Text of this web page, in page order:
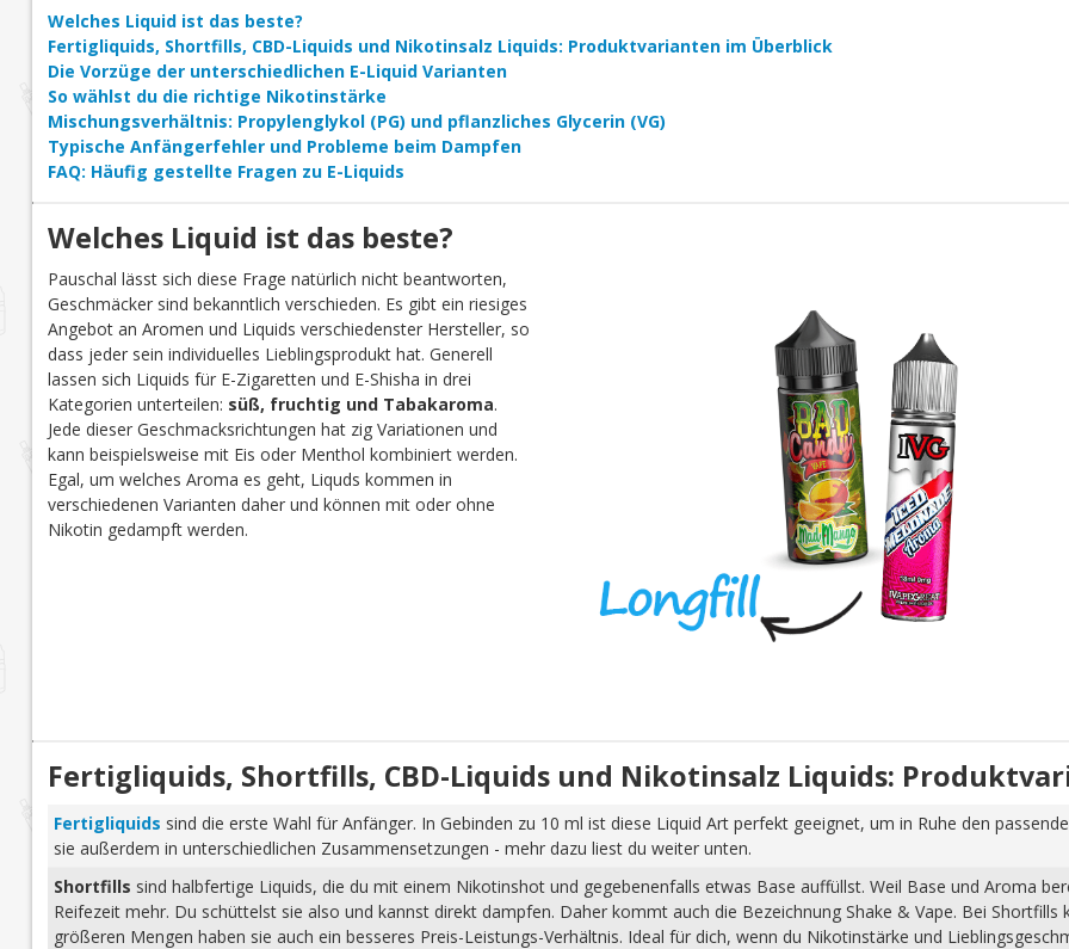
Welches Liquid ist das beste?
Fertigliquids, Shortfills, CBD-Liquids und Nikotinsalz Liquids: Produktvarianten im Überblick
Die Vorzüge der unterschiedlichen E-Liquid Varianten
So wählst du die richtige Nikotinstärke
Mischungsverhältnis: Propylenglykol (PG) und pflanzliches Glycerin (VG)
Typische Anfängerfehler und Probleme beim Dampfen
FAQ: Häufig gestellte Fragen zu E-Liquids
Welches Liquid ist das beste?
Pauschal lässt sich diese Frage natürlich nicht beantworten,
Geschmäcker sind bekanntlich verschieden. Es gibt ein riesiges
Angebot an Aromen und Liquids verschiedenster Hersteller, so
dass jeder sein individuelles Lieblingsprodukt hat. Generell
lassen sich Liquids für E-Zigaretten und E-Shisha in drei
Kategorien unterteilen: süß, fruchtig und Tabakaroma.
Jede dieser Geschmacksrichtungen hat zig Variationen und
kann beispielsweise mit Eis oder Menthol kombiniert werden.
Egal, um welches Aroma es geht, Liquds kommen in
verschiedenen Varianten daher und können mit oder ohne
Nikotin gedampft werden.
Fertigliquids, Shortfills, CBD-Liquids und Nikotinsalz Liquids:
Fertigliquids sind die erste Wahl für Anfänger. In Gebinden zu 10 ml ist diese Liquid Art perfekt geeignet, um in Ruhe den
sie außerdem in unterschiedlichen Zusammensetzungen - mehr dazu liest du weiter unten.
Shortfills sind halbfertige Liquids, die du mit einem Nikotinshot und gegebenenfalls etwas Base auffüllst. Weil Base und Aroma
Reifezeit mehr. Du schüttelst sie also und kannst direkt dampfen. Daher kommt auch die Bezeichnung Shake & Vape. Bei
größeren Mengen haben sie auch ein besseres Preis-Leistungs-Verhältnis. Ideal für dich, wenn du Nikotinstärke und